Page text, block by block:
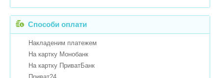
Способи оплати
Накладеним платежем
На картку Монобанк
На картку ПриватБанк